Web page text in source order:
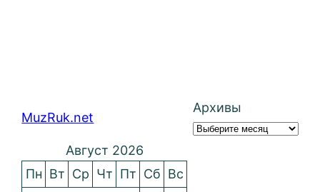
MuzRuk.net
Архивы
Август 2026
Пн Вт Ср Чт Пт Сб Вс